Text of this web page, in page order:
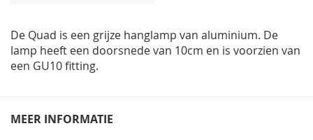
De Quad is een grijze hanglamp van aluminium. De
lamp heeft een doorsnede van 10cm en is voorzien van
een GU10 fitting.
MEER INFORMATIE